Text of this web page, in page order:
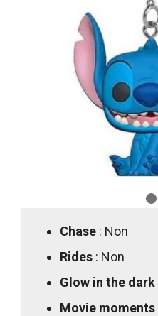
Chase : Non
Rides : Non
Glow in the dark
Movie moments